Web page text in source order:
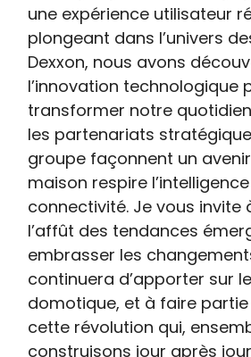
une expérience utilisateur
plongeant dans l’univers
Dexxon, nous avons
l’innovation technologique
transformer notre
les partenariats
groupe façonnent un
maison respire
connectivité. Je vous invite
l’affût des tendances
embrasser les
continuera d’apporter sur
domotique, et à faire
cette révolution qui,
construisons jour après